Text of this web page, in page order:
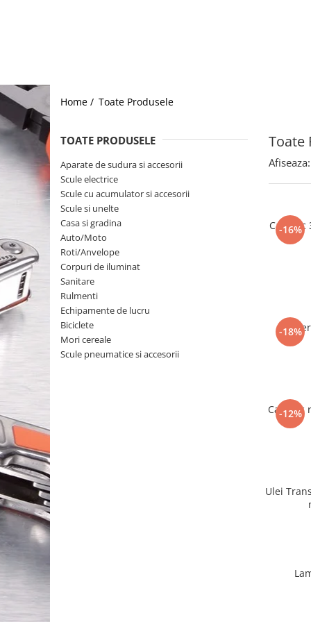
Surubelnite
Truse scule
Scule pentru instalatii
Scule pentru taiat
Instrumete masura/accesorii
Accesorii si consumabile
Biti si truse biti
Burghie si truse burghie
Discuri
Pile si raspile
Dalti si spituri
Alte unelte si accesorii
Unelte casa
Unelte gradina
Home / Toate Produsele
Toate
TOATE PRODUSELE
Aparate de sudura si accesorii
Scule electrice
Scule cu acumulator si accesorii
Scule si unelte
Casa si gradina
Auto/Moto
Roti/Anvelope
Corpuri de iluminat
Sanitare
Rulmenti
Echipamente de lucru
Biciclete
Mori cereale
Scule pneumatice si accesorii
Afiseaza:
-16%
Cauciuc
-18%
-12%
Cauciuc
Ulei